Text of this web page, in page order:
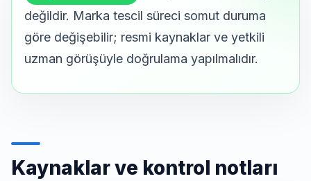
değildir. Marka tescil süreci somut duruma
göre değişebilir; resmi kaynaklar ve yetkili
uzman görüşüyle doğrulama yapılmalıdır.
Kaynaklar ve kontrol notları